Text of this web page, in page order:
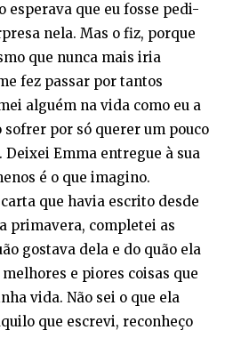
esperava que eu fosse pedi-
nela. Mas o fiz, porque
que nunca mais iria
fez passar por tantos
alguém na vida como eu a
sofrer por só querer um pouco
Deixei Emma entregue à sua
é o que imagino.
que havia escrito desde
primavera, completei as
gostava dela e do quão ela
e piores coisas que
vida. Não sei o que ela
que escrevi, reconheço